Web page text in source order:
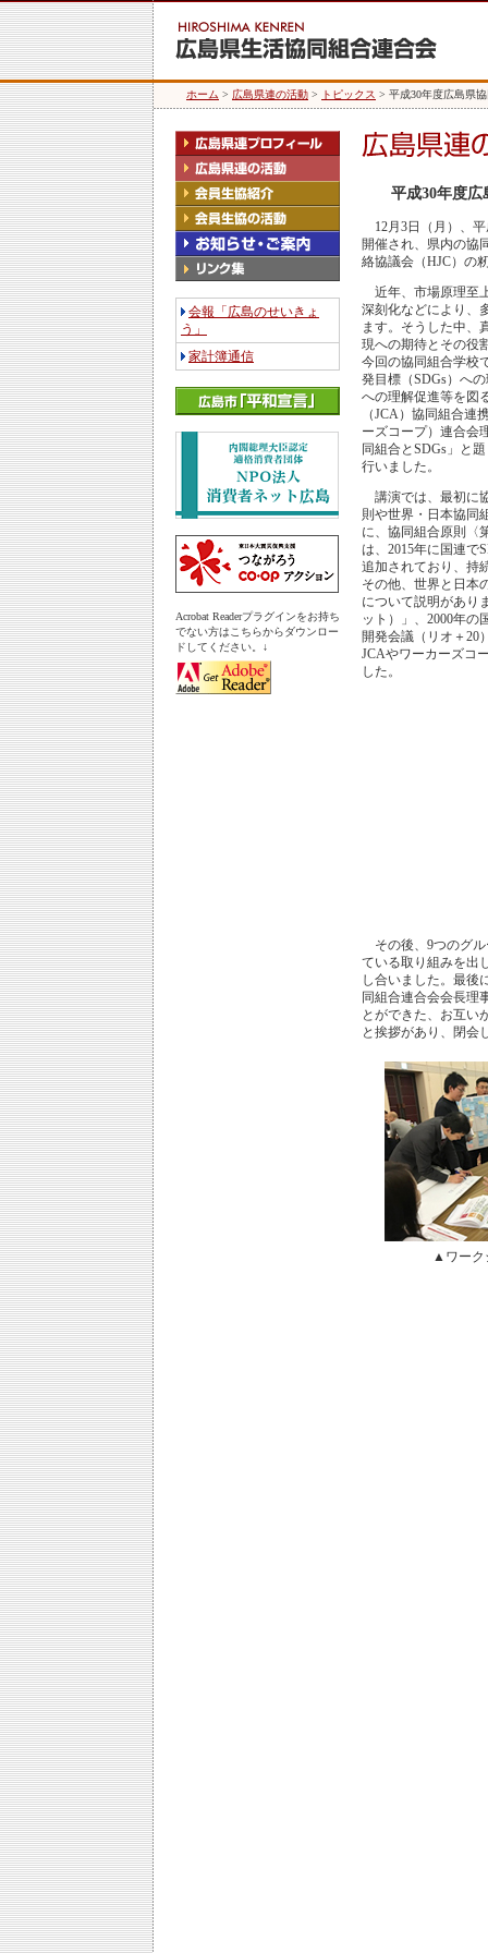
ホーム > 広島県連の活動 > トピックス > 平成30年度広島県
会報「広島のせいきょ
う」
家計簿通信
Acrobat Readerプラグインをお持ち
でない方はこちらからダウンロー
ドしてください。↓
平成30年度
12月3日（月）、平
開催され、県内の協
絡協議会（HJC）の
近年、市場原理至
深刻化などにより、
ます。そうした中、
現への期待とその役
今回の協同組合学校
発目標（SDGs）へ
への理解促進等を図
（JCA）協同組合連
ーズコープ）連合会
同組合とSDGs」と
行いました。
講演では、最初に
則や世界・日本協同
に、協同組合原則〈
は、2015年に国連で
追加されており、持
その他、世界と日本
について説明があり
ット）」、2000年の
開発会議（リオ＋20
JCAやワーカーズコ
した。
その後、9つのグル
ている取り組みを出
し合いました。最後
同組合連合会会長理
とができた、お互い
と挨拶があり、閉会
▲ワーク